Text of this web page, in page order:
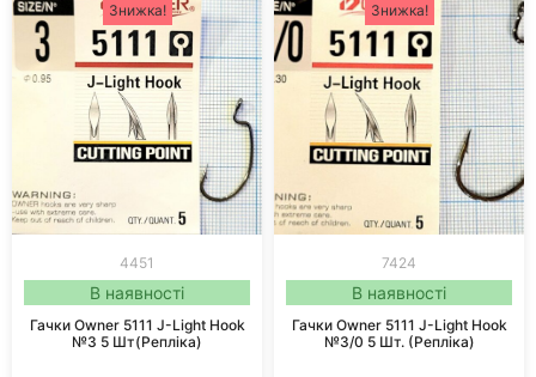
Знижка!
4451
В наявності
Гачки Owner 5111 J-Light Hook
№3 5 Шт(репліка)
Знижка!
7424
В наявності
Гачки Owner 5111 J-Light Hook
№3/0 5 Шт. (репліка)